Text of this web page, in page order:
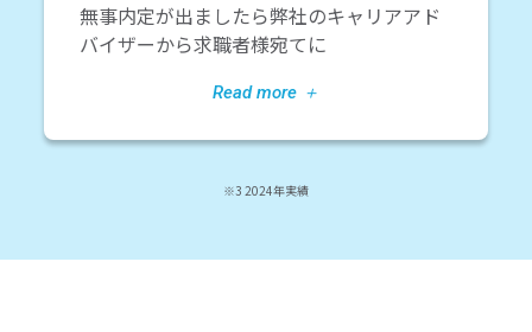
無事内定が出ましたら弊社のキャリアアド
バイザーから求職者様宛てに
※3 2024年実績